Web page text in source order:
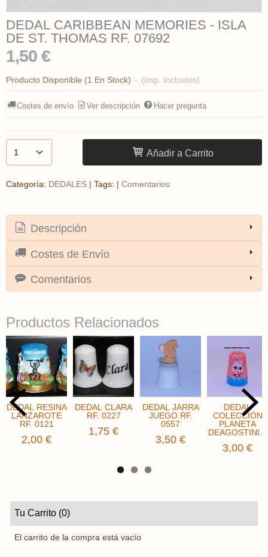
Tu Carrito (0)
El carrito de la compra está vacío
DEDAL CARIBBEAN MEMORIES - ISLA
DE ST. THOMAS ​RF. 07692
1,50 €
Producto Disponible (1 En Stock) - (Imp. Incluidos)
Costes de envío Ver descripción Hacer pregunta
Añadir a Carrito
Categoría: DEDALES | Tags: | Comentarios
Descripción
Costes de Envío
Comentarios
Productos Relacionados
DEDAL RESINA
LANZAROTE
RF. 0121
2,00 €
DEDAL CLARA
RF. 0227
1,75 €
DEDAL JARRA
JUEGO RF.
0557
3,50 €
DEDAL
COLECCIÓN
PLANETA
DEAGOSTINI...
3,00 €